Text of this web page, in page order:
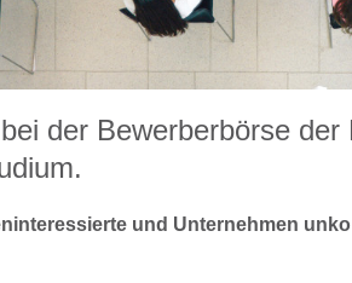
der Bewerberbörse
und Unternehmen